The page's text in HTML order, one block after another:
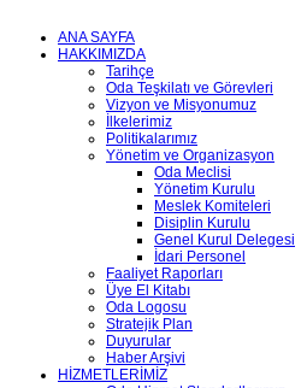
ANA SAYFA
HAKKIMIZDA
Tarihçe
Oda Teşkilatı ve Görevleri
Vizyon ve Misyonumuz
İlkelerimiz
Politikalarımız
Yönetim ve Organizasyon
Oda Meclisi
Yönetim Kurulu
Meslek Komiteleri
Disiplin Kurulu
Genel Kurul Delegesi
İdari Personel
Faaliyet Raporları
Üye El Kitabı
Oda Logosu
Stratejik Plan
Duyurular
Haber Arşivi
HİZMETLERİMİZ